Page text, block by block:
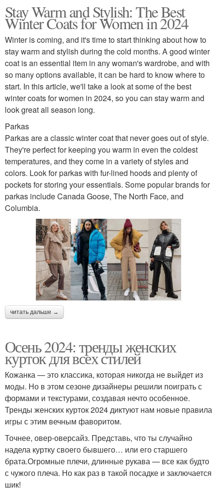
Stay Warm and Stylish: The Best
Winter Coats for Women in 2024
Winter is coming, and it's time to start thinking about how to
stay warm and stylish during the cold months. A good winter
coat is an essential item in any woman's wardrobe, and with
so many options available, it can be hard to know where to
start. In this article, we'll take a look at some of the best
winter coats for women in 2024, so you can stay warm and
look great all season long.
Parkas
Parkas are a classic winter coat that never goes out of style.
They're perfect for keeping you warm in even the coldest
temperatures, and they come in a variety of styles and
colors. Look for parkas with fur-lined hoods and plenty of
pockets for storing your essentials. Some popular brands for
parkas include Canada Goose, The North Face, and
Columbia.
читать дальше →
Осень 2024: тренды женских
курток для всех стилей
Кожанка — это классика, которая никогда не выйдет из
моды. Но в этом сезоне дизайнеры решили поиграть с
формами и текстурами, создавая нечто особенное.
Тренды женских курток 2024 диктуют нам новые правила
игры с этим вечным фаворитом.
Точнее, овер-оверсайз. Представь, что ты случайно
надела куртку своего бывшего… или его старшего
брата.Огромные плечи, длинные рукава — все как будто
с чужого плеча. Но как раз в такой посадке и заключается
шик!